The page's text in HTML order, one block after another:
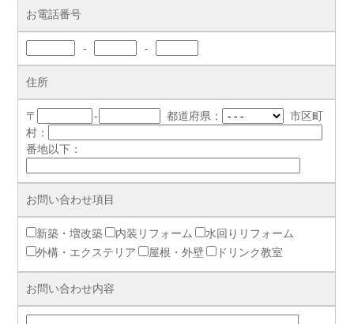
お電話番号
- -
住所
〒 - 都道府県：
市区町
村：
番地以下：
お問い合わせ項目
新築・増改築 内装リフォーム
水回りリフォーム
外構・エクステリア
屋根・外壁 ドリンク教室
お問い合わせ内容